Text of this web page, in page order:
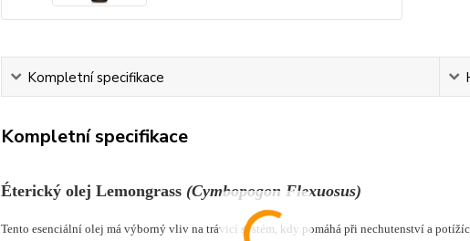
Kompletní specifikace
Kompletní specifikace
Éterický olej Lemongrass (Cymbopogon Flexuosus)
Tento esenciální olej má výborný vliv na trávicí systém, kdy pomáhá při nechutenství a